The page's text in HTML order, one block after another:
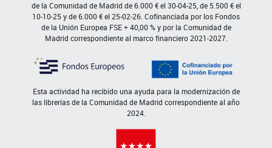
de la Comunidad de Madrid de 6.000 € el 30-04-25, de 5.500 € el
10-10-25 y de 6.000 € el 25-02-26. Cofinanciada por los Fondos
de la Unión Europea FSE + 40,00 % y por la Comunidad de
Madrid correspondiente al marco financiero 2021-2027.
Esta actividad ha recibido una ayuda para la modernización de
las librerías de la Comunidad de Madrid correspondiente al año
2024.